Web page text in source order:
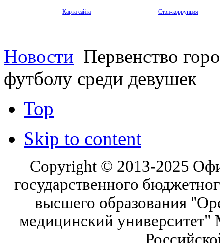
Карта сайта Стоп-коррупция
Новости Первенство
футболу среди девушек
Top
Skip to content
Copyright © 2013-2025
государственного
высшего образования
медицинский университет"